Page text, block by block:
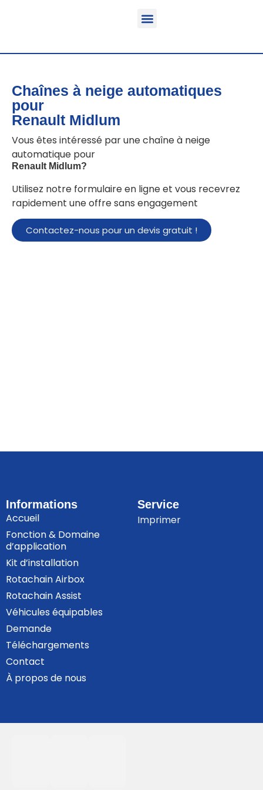
Chaînes à neige automatiques
pour
Renault Midlum
Vous êtes intéressé par une chaîne à neige
automatique pour
Renault Midlum?
Utilisez notre formulaire en ligne et vous recevrez
rapidement une offre sans engagement
Contactez-nous pour un devis gratuit !
Informations
Accueil
Fonction & Domaine
d’application
Kit d’installation
Rotachain Airbox
Rotachain Assist
Véhicules équipables
Demande
Téléchargements
Contact
À propos de nous
Service
Imprimer